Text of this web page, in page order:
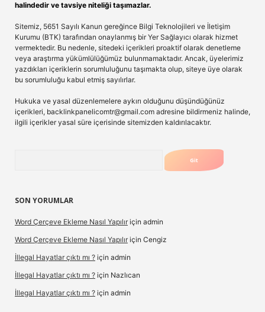
halindedir ve tavsiye niteliği taşımazlar.
Sitemiz, 5651 Sayılı Kanun gereğince Bilgi Teknolojileri ve İletişim
Kurumu (BTK) tarafından onaylanmış bir Yer Sağlayıcı olarak hizmet
vermektedir. Bu nedenle, sitedeki içerikleri proaktif olarak denetleme
veya araştırma yükümlülüğümüz bulunmamaktadır. Ancak, üyelerimiz
yazdıkları içeriklerin sorumluluğunu taşımakta olup, siteye üye olarak
bu sorumluluğu kabul etmiş sayılırlar.
Hukuka ve yasal düzenlemelere aykırı olduğunu düşündüğünüz
içerikleri, backlinkpanelicomtr@gmail.com adresine bildirmeniz halinde,
ilgili içerikler yasal süre içerisinde sitemizden kaldırılacaktır.
SON YORUMLAR
Word Çerçeve Ekleme Nasıl Yapılır için admin
Word Çerçeve Ekleme Nasıl Yapılır için Cengiz
İllegal Hayatlar çıktı mı ? için admin
İllegal Hayatlar çıktı mı ? için Nazlıcan
İllegal Hayatlar çıktı mı ? için admin